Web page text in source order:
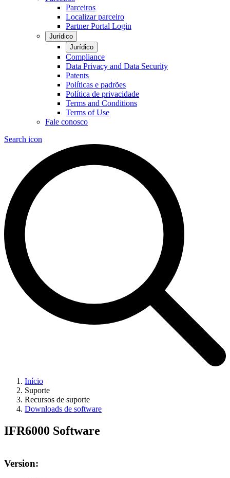
Parceiros
Localizar parceiro
Partner Portal Login
Jurídico
Jurídico
Compliance
Data Privacy and Data Security
Patents
Políticas e padrões
Política de privacidade
Terms and Conditions
Terms of Use
Fale conosco
Search icon
Início
Suporte
Recursos de suporte
Downloads de software
IFR6000 Software
Version: